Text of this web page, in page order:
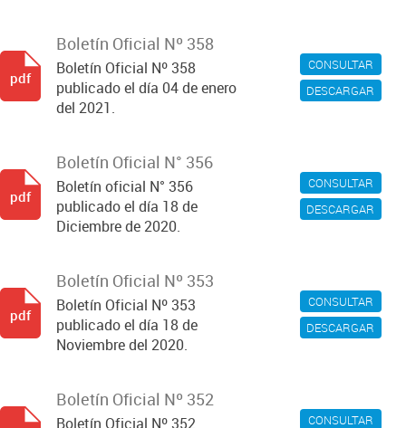
CONSULTAR
DESCARGAR
Boletín Oficial Nº 358
Boletín Oficial Nº 358
publicado el día 04 de enero
del 2021.
pdf
CONSULTAR
DESCARGAR
Boletín Oficial N° 356
Boletín oficial N° 356
publicado el día 18 de
Diciembre de 2020.
pdf
CONSULTAR
DESCARGAR
Boletín Oficial Nº 353
Boletín Oficial Nº 353
publicado el día 18 de
Noviembre del 2020.
pdf
CONSULTAR
Boletín Oficial Nº 352
Boletín Oficial Nº 352